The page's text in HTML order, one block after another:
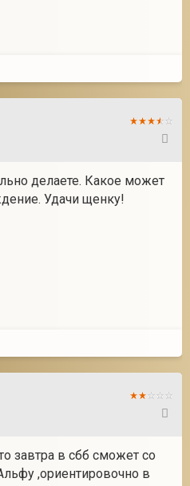
делаете. Какое может
Удачи щенку!
завтра в сбб сможет со
,ориентировочно в